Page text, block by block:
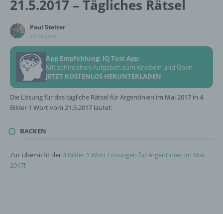
21.5.2017 – Tägliches Rätsel
Paul Stelzer
21.10.2018
App Empfehlung: IQ Test App
Mit zahlreichen Aufgaben zum Knobeln und Üben
JETZT KOSTENLOS HERUNTERLADEN
Die Lösung für das tägliche Rätsel für Argentinien im Mai 2017 in 4
Bilder 1 Wort vom 21.5.2017 lautet:
BACKEN
Zur Übersicht der4 Bilder 1 Wort Lösungen für Argentinien im Mai
2017!